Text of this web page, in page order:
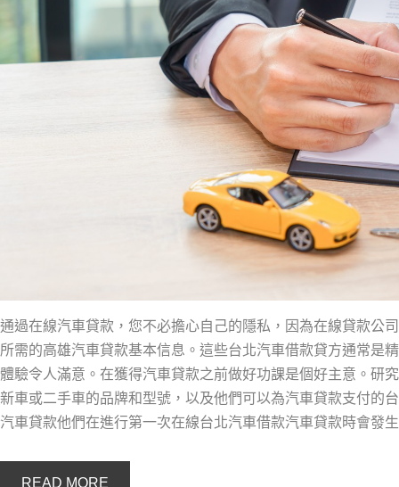
通過在線汽車貸款，您不必擔心自己的隱私，因為在線貸款公
所需的高雄汽車貸款基本信息。這些台北汽車借款貸方通常是
體驗令人滿意。在獲得汽車貸款之前做好功課是個好主意。研
新車或二手車的品牌和型號，以及他們可以為汽車貸款支付的
汽車貸款他們在進行第一次在線台北汽車借款汽車貸款時會發
READ MORE